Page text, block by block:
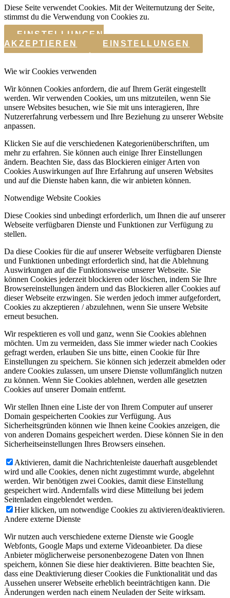
Diese Seite verwendet Cookies. Mit der Weiternutzung der Seite,
stimmst du die Verwendung von Cookies zu.
EINSTELLUNGEN
AKZEPTIEREN
EINSTELLUNGEN
Wie wir Cookies verwenden
Wir können Cookies anfordern, die auf Ihrem Gerät eingestellt
werden. Wir verwenden Cookies, um uns mitzuteilen, wenn Sie
unsere Websites besuchen, wie Sie mit uns interagieren, Ihre
Nutzererfahrung verbessern und Ihre Beziehung zu unserer Website
anpassen.
Klicken Sie auf die verschiedenen Kategorienüberschriften, um
mehr zu erfahren. Sie können auch einige Ihrer Einstellungen
ändern. Beachten Sie, dass das Blockieren einiger Arten von
Cookies Auswirkungen auf Ihre Erfahrung auf unseren Websites
und auf die Dienste haben kann, die wir anbieten können.
Notwendige Website Cookies
Diese Cookies sind unbedingt erforderlich, um Ihnen die auf unserer
Webseite verfügbaren Dienste und Funktionen zur Verfügung zu
stellen.
Da diese Cookies für die auf unserer Webseite verfügbaren Dienste
und Funktionen unbedingt erforderlich sind, hat die Ablehnung
Auswirkungen auf die Funktionsweise unserer Webseite. Sie
können Cookies jederzeit blockieren oder löschen, indem Sie Ihre
Browsereinstellungen ändern und das Blockieren aller Cookies auf
dieser Webseite erzwingen. Sie werden jedoch immer aufgefordert,
Cookies zu akzeptieren / abzulehnen, wenn Sie unsere Website
erneut besuchen.
Wir respektieren es voll und ganz, wenn Sie Cookies ablehnen
möchten. Um zu vermeiden, dass Sie immer wieder nach Cookies
gefragt werden, erlauben Sie uns bitte, einen Cookie für Ihre
Einstellungen zu speichern. Sie können sich jederzeit abmelden oder
andere Cookies zulassen, um unsere Dienste vollumfänglich nutzen
zu können. Wenn Sie Cookies ablehnen, werden alle gesetzten
Cookies auf unserer Domain entfernt.
Wir stellen Ihnen eine Liste der von Ihrem Computer auf unserer
Domain gespeicherten Cookies zur Verfügung. Aus
Sicherheitsgründen können wie Ihnen keine Cookies anzeigen, die
von anderen Domains gespeichert werden. Diese können Sie in den
Sicherheitseinstellungen Ihres Browsers einsehen.
Aktivieren, damit die Nachrichtenleiste dauerhaft ausgeblendet
wird und alle Cookies, denen nicht zugestimmt wurde, abgelehnt
werden. Wir benötigen zwei Cookies, damit diese Einstellung
gespeichert wird. Andernfalls wird diese Mitteilung bei jedem
Seitenladen eingeblendet werden.
Hier klicken, um notwendige Cookies zu aktivieren/deaktivieren.
Andere externe Dienste
Wir nutzen auch verschiedene externe Dienste wie Google
Webfonts, Google Maps und externe Videoanbieter. Da diese
Anbieter möglicherweise personenbezogene Daten von Ihnen
speichern, können Sie diese hier deaktivieren. Bitte beachten Sie,
dass eine Deaktivierung dieser Cookies die Funktionalität und das
Aussehen unserer Webseite erheblich beeinträchtigen kann. Die
Änderungen werden nach einem Neuladen der Seite wirksam.